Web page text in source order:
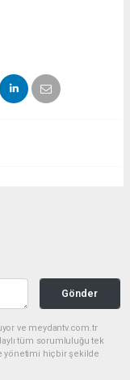
Gönder
ve meydantv.com.tr
tüm sorumluluğu tek
yönetimi hiçbir şekilde